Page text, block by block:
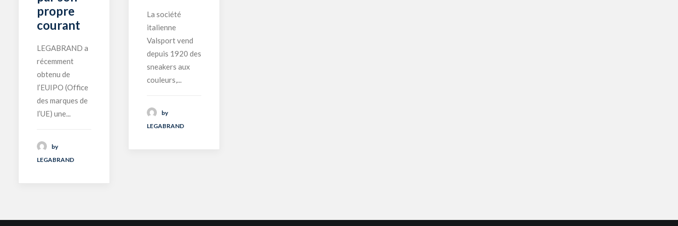
propre
courant
LEGABRAND a
récemment
obtenu de
l’EUIPO (Office
des marques de
l’UE) une...
by
LEGABRAND
La société
italienne
Valsport vend
depuis 1920 des
sneakers aux
couleurs,...
by
LEGABRAND